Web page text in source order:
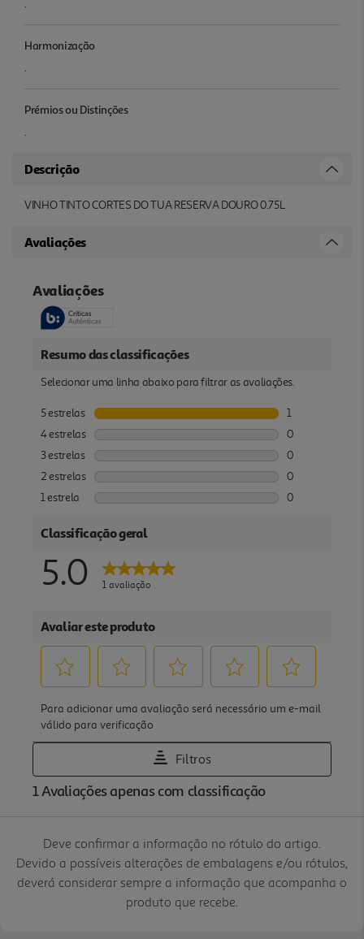
.
Harmonização
.
Prémios ou Distinções
.
Descrição
VINHO TINTO CORTES DO TUA RESERVA DOURO 0.75L
Avaliações
Deve confirmar a informação no rótulo do artigo.
Devido a possíveis alterações de embalagens e/ou rótulos,
deverá considerar sempre a informação que acompanha o
produto que recebe.